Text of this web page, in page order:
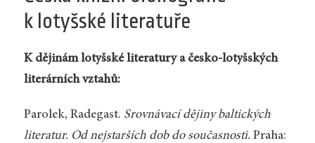
k lotyšské literatuře
K dějinám lotyšské literatury a česko-lotyšských
literárních vztahů:
Parolek, Radegast. Srovnávací dějiny baltických
literatur. Od nejstarších dob do současnosti.Praha: